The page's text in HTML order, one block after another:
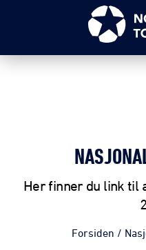
Her finner du link til
Forsiden /